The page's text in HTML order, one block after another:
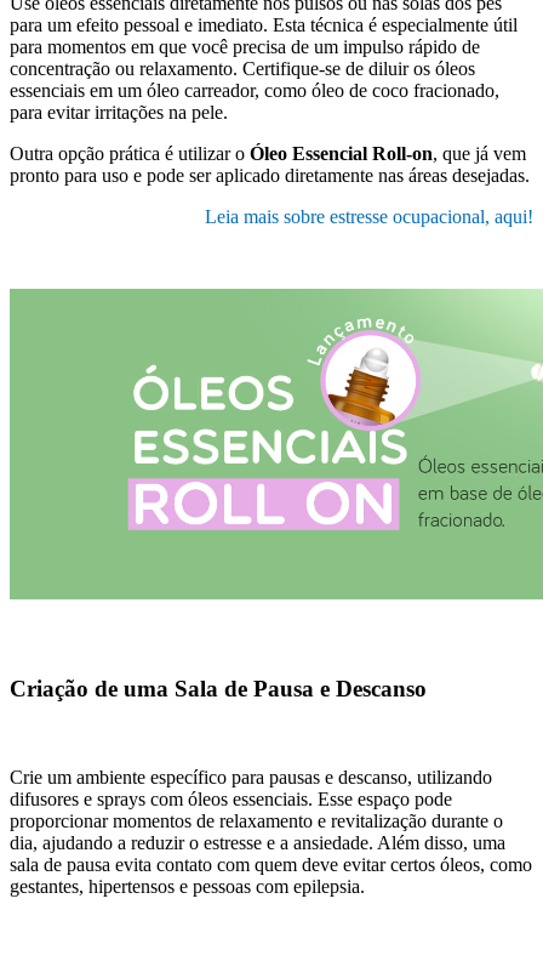
para um efeito pessoal e imediato. Esta técnica é especialmente útil
para momentos em que você precisa de um impulso rápido de
concentração ou relaxamento. Certifique-se de diluir os óleos
essenciais em um óleo carreador, como óleo de coco fracionado,
para evitar irritações na pele.
Outra opção prática é utilizar o Óleo Essencial Roll-on, que já vem
pronto para uso e pode ser aplicado diretamente nas áreas desejadas.
Leia mais sobre estresse ocupacional, aqui!
Criação de uma Sala de Pausa e Descanso
Crie um ambiente específico para pausas e descanso, utilizando
difusores e sprays com óleos essenciais. Esse espaço pode
proporcionar momentos de relaxamento e revitalização durante o
dia, ajudando a reduzir o estresse e a ansiedade. Além disso, uma
sala de pausa evita contato com quem deve evitar certos óleos, como
gestantes, hipertensos e pessoas com epilepsia.